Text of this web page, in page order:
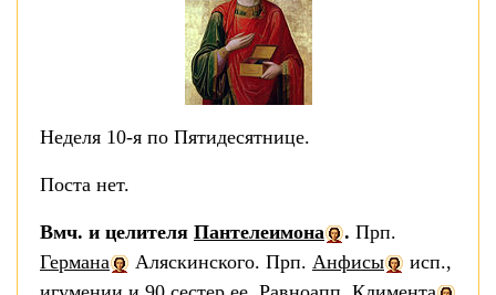
Неделя 10-я по Пятидесятнице.
Поста нет.
Вмч. и целителя Пантелеимона . Прп.
Германа
Аляскинского. Прп. Анфисы
исп.,